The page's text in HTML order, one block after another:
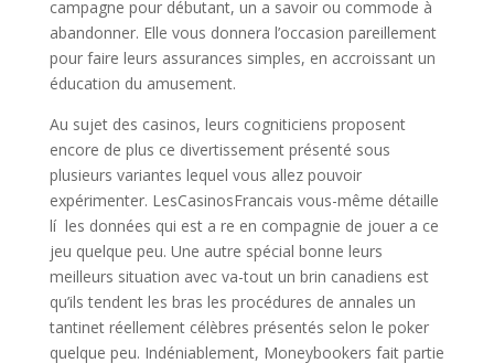
campagne pour débutant, un a savoir ou commode à
abandonner. Elle vous donnera l’occasion pareillement
pour faire leurs assurances simples, en accroissant un
éducation du amusement.
Au sujet des casinos, leurs cogniticiens proposent
encore de plus ce divertissement présenté sous
plusieurs variantes lequel vous allez pouvoir
expérimenter. LesCasinosFrancais vous-même détaille
lí les données qui est a re en compagnie de jouer a ce
jeu quelque peu. Une autre spécial bonne leurs
meilleurs situation avec va-tout un brin canadiens est
qu’ils tendent les bras les procédures de annales un
tantinet réellement célèbres présentés selon le poker
quelque peu. Indéniablement, Moneybookers fait partie